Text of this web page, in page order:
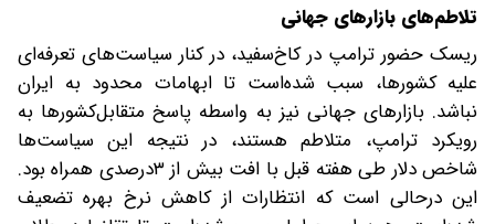
تلاطم‌های بازارهای جهانی
ریسک حضور ترامپ در کاخ‌سفید، در کنار سیاست‌های تعرفه‌‌‌‌‌‌ای
علیه کشورها، سبب شده‌است تا ابهامات محدود به ایران
نباشد. بازارهای جهانی نیز به واسطه پاسخ متقابل‌کشورها به
رویکرد ترامپ، متلاطم هستند، در نتیجه این سیاست‌ها
شاخص دلار طی هفته قبل با افت بیش از ۳درصدی همراه بود.
این درحالی است که انتظارات از کاهش نرخ بهره تضعیف